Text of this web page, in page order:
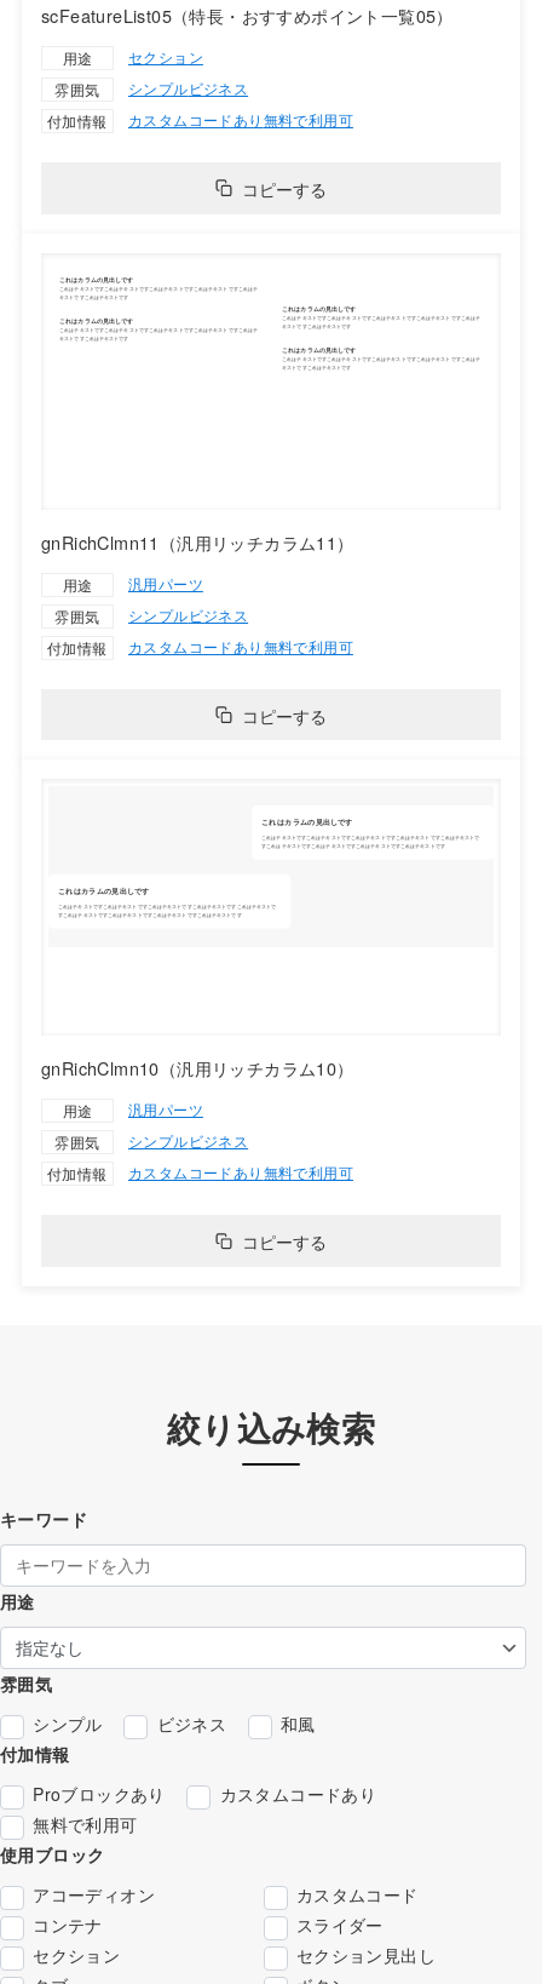
scFeatureList05（特長・おすすめポイント一覧05）
用途
セクション
雰囲気
シンプルビジネス
付加情報
カスタムコードあり 無料で利用可
コピーする
gnRichClmn11（汎用リッチカラム11）
用途
汎用パーツ
雰囲気
シンプルビジネス
付加情報
カスタムコードあり 無料で利用可
コピーする
gnRichClmn10（汎用リッチカラム10）
用途
汎用パーツ
雰囲気
シンプルビジネス
付加情報
カスタムコードあり 無料で利用可
コピーする
絞り込み検索
キーワード
用途
雰囲気
シンプル
ビジネス
和風
付加情報
Proブロックあり
カスタムコードあり
無料で利用可
使用ブロック
アコーディオン
カスタムコード
コンテナ
スライダー
セクション
セクション見出し